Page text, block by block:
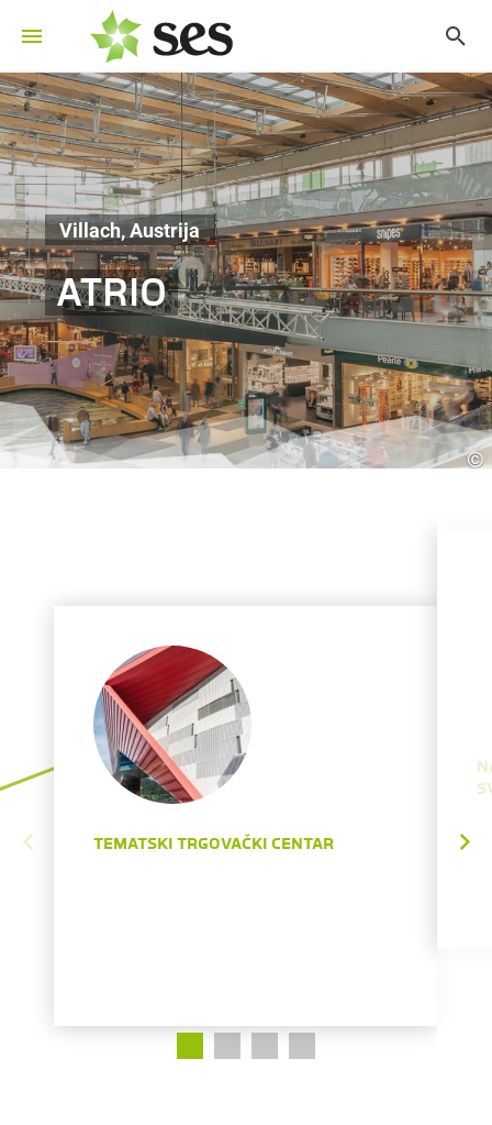
Villach, Austrija
ATRIO
©
TEMATSKI TRGOVAČKI CENTAR